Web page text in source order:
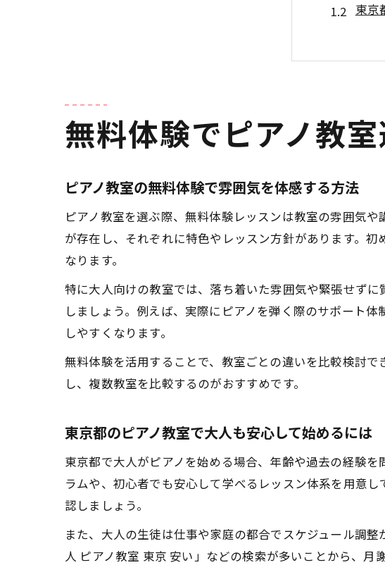
東京
ピ
大人
大人
東京
名
ピ
大人
ピア
ピア
東京
体験
個人
東京で安
無料体験でピアノ教
ピアノ教室の無料体験で雰囲気を体感する方法
ピアノ教室を選ぶ際、無料体験レッスンは教室の雰囲気
が存在し、それぞれに特色やレッスン方針があります。
なります。
特に大人向けの教室では、落ち着いた雰囲気や緊張せず
しましょう。例えば、実際にピアノを弾く際のサポート
しやすくなります。
無料体験を活用することで、教室ごとの違いを比較検討
し、複数教室を比較するのがおすすめです。
東京都のピアノ教室で大人も安心して始めるには
東京都で大人がピアノを始める場合、年齢や過去の経験
ラムや、初心者でも安心して学べるレッスン体系を用意
認しましょう。
また、大人の生徒は仕事や家庭の都合でスケジュール調
人 ピアノ教室 東京 安い」などの検索が多いことから、